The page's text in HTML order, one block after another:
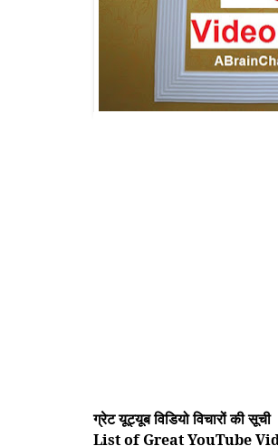
ग्रेट यूट्यूब विडियो विचारों की सूची
List of Great YouTube